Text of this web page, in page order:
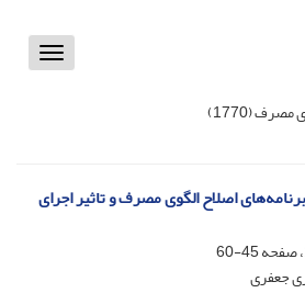
Toggle
(1770)
اصلاح الگوی مصرف و تاثیر اجرای
45-60
جعفری